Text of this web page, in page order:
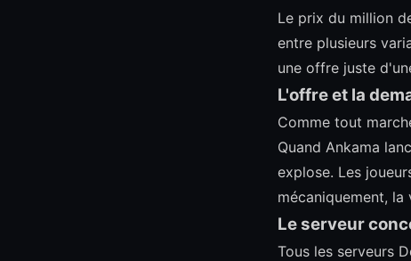
Le prix du million
entre plusieurs
une offre juste
L'offre et la
Comme tout
Quand Ankama
explose. Les
mécaniquement, la
Le serveur
Tous les serveurs